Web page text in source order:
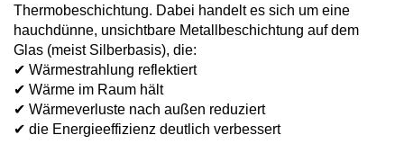
Thermobeschichtung. Dabei handelt es sich um eine
hauchdünne, unsichtbare Metallbeschichtung auf dem
Glas (meist Silberbasis), die:
✔ Wärmestrahlung reflektiert
✔ Wärme im Raum hält
✔ Wärmeverluste nach außen reduziert
✔ die Energieeffizienz deutlich verbessert